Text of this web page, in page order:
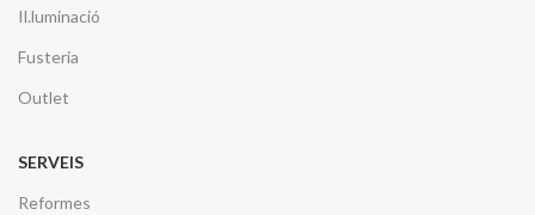
Il.luminació
Fusteria
Outlet
SERVEIS
Reformes